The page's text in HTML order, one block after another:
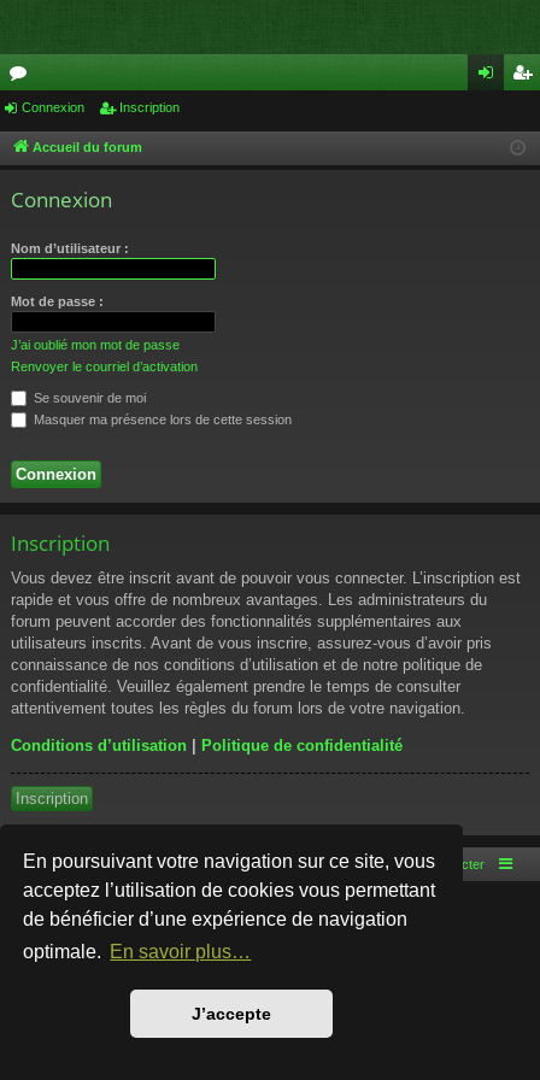
En poursuivant votre navigation sur ce site, vous
acceptez l’utilisation de cookies vous permettant
de bénéficier d’une expérience de navigation
optimale. En savoir plus…
J’accepte
or
u cri
Connexion Inscription
Accueil du forum
Connexion
Nom d’utilisateur :
Mot de passe :
J’ai oublié mon mot de passe
Renvoyer le courriel d’activation
Se souvenir de moi
Masquer ma présence lors de cette session
Inscription
Vous devez être inscrit avant de pouvoir vous connecter. L’inscription est
rapide et vous offre de nombreux avantages. Les administrateurs du
forum peuvent accorder des fonctionnalités supplémentaires aux
utilisateurs inscrits. Avant de vous inscrire, assurez-vous d’avoir pris
connaissance de nos conditions d’utilisation et de notre politique de
confidentialité. Veuillez également prendre le temps de consulter
attentivement toutes les règles du forum lors de votre navigation.
Conditions d’utilisation | Politique de confidentialité
Inscription
Accueil du forum Nous contacter
Développé parphpBB® Forum Software © phpBB Limited
Style par
Traduction française officielle